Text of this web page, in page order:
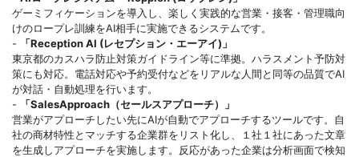
ゲーミフィケーションを導入し、楽しく実践的な営業・接客・管理職向
けのロープレ訓練をAI相手に実施できるシステムです。
-
「Reception AI (レセプション・エーアイ)」
東京都のカスハラ防止対策ガイドライン等に準拠。ハラスメント予防対
策にも対応。電話対応や予約受付などをリアルな人間と同等の品質でAI
が対話・自動処理を行います。
-
「SalesApproach（セールスアプローチ）」
営業がアプローチしたい先にAIが自動でアプローチするツールです。自
社の商材特性とマッチする企業群をリスト化し、１社１社にあった文章
を生成しアプローチを実施します。反応があった企業は分析画面で検知